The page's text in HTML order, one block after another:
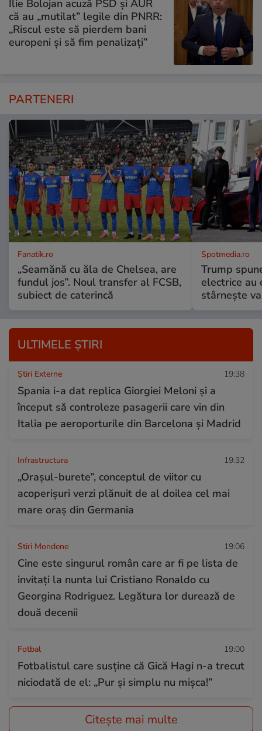
Ilie Bolojan acuză PSD și AUR
că au „mutilat” legile din PNRR:
„Riscul este să pierdem bani
europeni și să fim penalizați”
PARTENERI
Fanatik.ro
„Seamănă cu ăla de Chelsea, are
fundul jos”. Noul transfer al FCSB,
subiect de caterincă
Spotmedia.ro
Trump
electrice au
stârnește
ULTIMELE ȘTIRI
Știri Externe 19:38
Spania i-a dat replica Giorgiei Meloni și a
început să controleze pasagerii care vin din
Italia pe aeroporturile din Barcelona și Madrid
Infrastructura 19:32
„Orașul-burete”, conceptul de viitor cu
acoperișuri verzi plănuit de al doilea cel mai
mare oraș din Germania
Stiri Mondene 19:06
Cine este singurul român care ar fi pe lista de
invitați la nunta lui Cristiano Ronaldo cu
Georgina Rodriguez. Legătura lor durează de
două decenii
Fotbal 19:00
Fotbalistul care susține că Gică Hagi n-a trecut
niciodată de el: „Pur și simplu nu mișca!”
Citește mai multe